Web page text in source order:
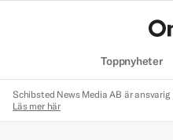
Toppnyheter
Schibsted News Media AB är
Läs mer här